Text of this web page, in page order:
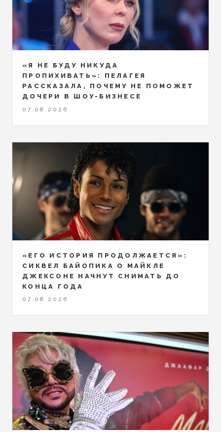
«Я НЕ БУДУ НИКУДА
ПРОПИХИВАТЬ»: ПЕЛАГЕЯ
РАССКАЗАЛА, ПОЧЕМУ НЕ ПОМОЖЕТ
ДОЧЕРИ В ШОУ-БИЗНЕСЕ
07.08.2026
«ЕГО ИСТОРИЯ ПРОДОЛЖАЕТСЯ»:
СИКВЕЛ БАЙОПИКА О МАЙКЛЕ
ДЖЕКСОНЕ НАЧНУТ СНИМАТЬ ДО
КОНЦА ГОДА
07.08.2026